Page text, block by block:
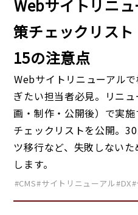
Webサイトリニ
策チェックリス
15の注意点
Webサイトリニューアル
ぎたい担当者必見。リニ
画・制作・公開後）で実
チェックリストを公開。
ツ移行など、失敗しない
します。
#CMS#サイトリニューアル#DX